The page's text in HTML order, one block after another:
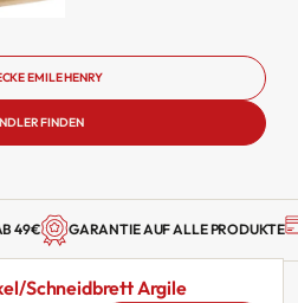
Schneidbrett Argile
EMILE HENRY
FINDEN
49€ GARANTIE AUF ALLE PRODUKTE